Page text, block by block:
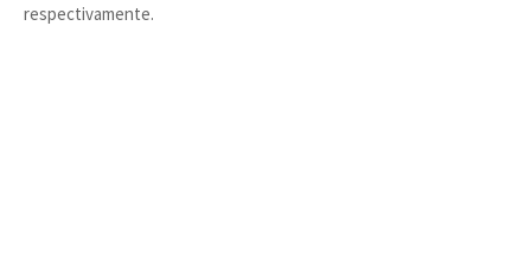
respectivamente.